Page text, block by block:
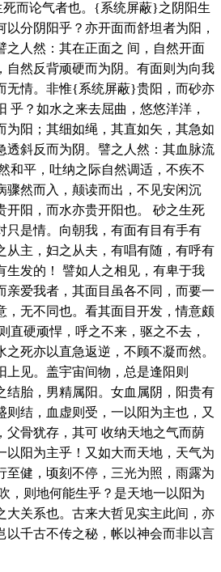
死而论气者也。{系统屏蔽}之阴阳生
分阴阳乎？亦开面而舒坦者为阳，
之人然：其在正面之 间，自然开面
自然反背顽硬而为阴。有面则为向我
无情。非惟{系统屏蔽}贵阳，而砂亦
乎？如水之来去屈曲，悠悠洋洋，
为阳；其细如绳，其直如矢，其急如
透斜反而为阴。譬之人然：其血脉流
和平，吐纳之际自然调适，不疾不
骤然而入，颠读而出，不见安闲沉
开阳，而水亦贵开阳也。 砂之生死
只是情。向朝我，有面有目有手有
从主，妇之从夫，有唱有随，有呼有
生发的！ 譬如人之相见，有卑于我
亲爱我者，其面目虽各不同，而要一
，无不同也。看其面目开发，情意颇
直硬顽悍，呼之不来，驱之不去，
之死亦以直急返逆，不顾不凝而然。
上见。盖宇宙间物，总是逢阳则
结胎，男精属阳。女血属阴，阳贵有
则结，血虚则受，一以阳为主也，又
父骨犹存，其可 收纳天地之气而荫
以阳为主乎！又如大而天地，天气为
至健，顷刻不停，三光为照，雨露为
，则地何能生乎？是天地一以阳为
大关系也。古来大哲见实主此间，亦
以千古不传之秘，帐以神会而非以言